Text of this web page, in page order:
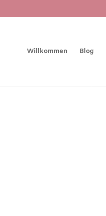
Willkommen Blog